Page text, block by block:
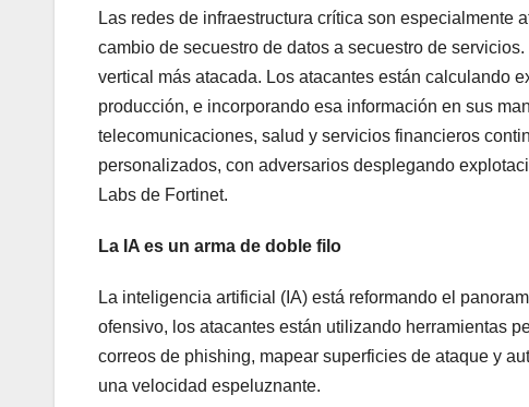
Las redes de infraestructura crítica son especialmente
cambio de secuestro de datos a secuestro de
vertical más atacada. Los atacantes están calculando
producción, e incorporando esa información en sus
telecomunicaciones, salud y servicios financieros
personalizados, con adversarios desplegando
Labs de Fortinet.
La IA es un arma de doble filo
La inteligencia artificial (IA) está reformando el
ofensivo, los atacantes están utilizando herramientas
correos de phishing, mapear superficies de ataque y
una velocidad espeluznante.